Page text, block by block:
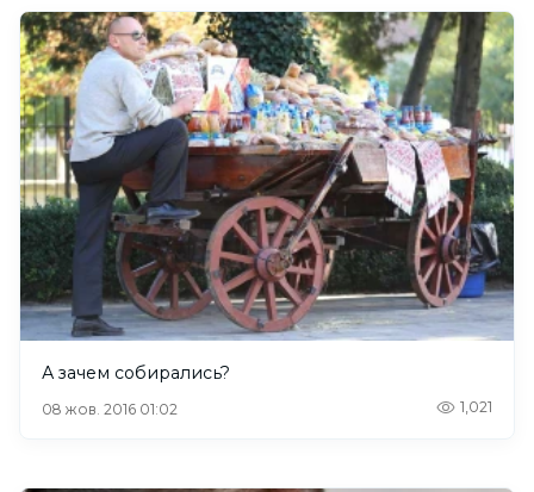
А зачем собирались?
08 жов. 2016 01:02 1,021